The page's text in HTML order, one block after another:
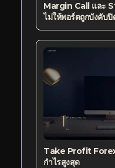
Margin Call และ
ไม่ให้พอร์ตถูกบังคับปิ
Take Profit
กำไรสูงสุด